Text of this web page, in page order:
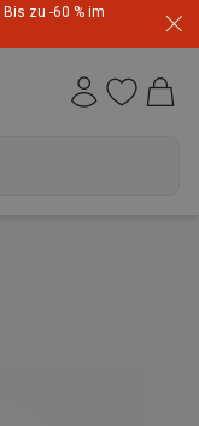
zu -60 % im